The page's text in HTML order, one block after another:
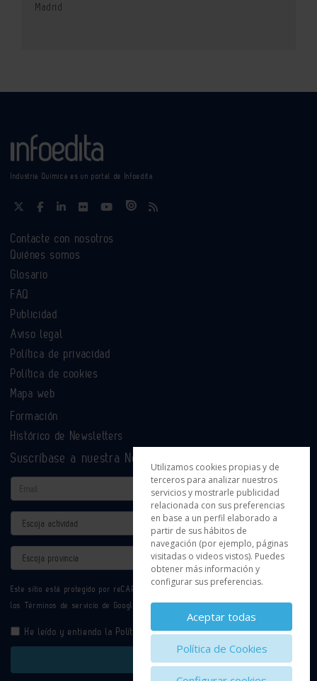
Madrid
Industria Química es un portal de Infoedita
Contacte con nosotros
Quiénes somos
Glosario
FAQ
Publicidad
Aviso legal
Política de privacidad
Política de cookies
Mapa web
Formación
Histórico de Newsletters
Suscríbase a nuestra Newsletter
Email
Actividad
Provincia
Este sitio está protegido por reCAPTCHA y se aplican la
los Términos de servicio de Google.
He leído y entiendo la Política de Privacidad
Enviar
Utilizamos cookies propias y de
terceros para analizar nuestros
servicios y mostrarle publicidad
relacionada con sus preferencias
en base a un perfil elaborado a
partir de sus hábitos de
navegación (por ejemplo, páginas
visitadas o videos vistos). Puedes
obtener más información y
configurar sus preferencias.
Aceptar todas
Política de Cookies